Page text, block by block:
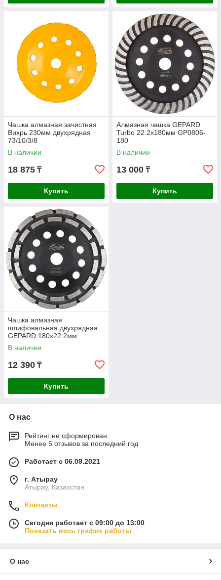
Чашка алмазная зачистная
Вихрь 230мм двухрядная
73/10/3/8
В наличии
18 875 ₸
Купить
Алмазная чашка GEPARD
Turbo 22.2х180мм GP0806-
180
В наличии
13 000 ₸
Купить
Чашка алмазная
шлифовальная двухрядная
GEPARD 180x22.2мм
GP0808-180
В наличии
12 390 ₸
Купить
О нас
Рейтинг не сформирован
Менее 5 отзывов за последний год
Работает с 06.09.2021
г. Атырау
Атырау, Казахстан
Контакты
Сегодня работает с 09:00 до 13:00
Показать весь график работы
О нас